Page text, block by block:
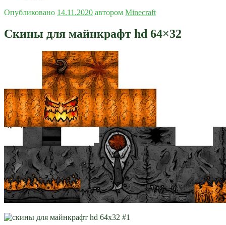
Опубликовано 14.11.2020 автором Minecraft
Скины для майнкрафт hd 64×32